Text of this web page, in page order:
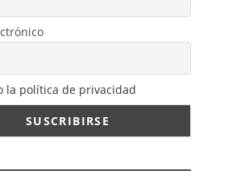
la política de privacidad